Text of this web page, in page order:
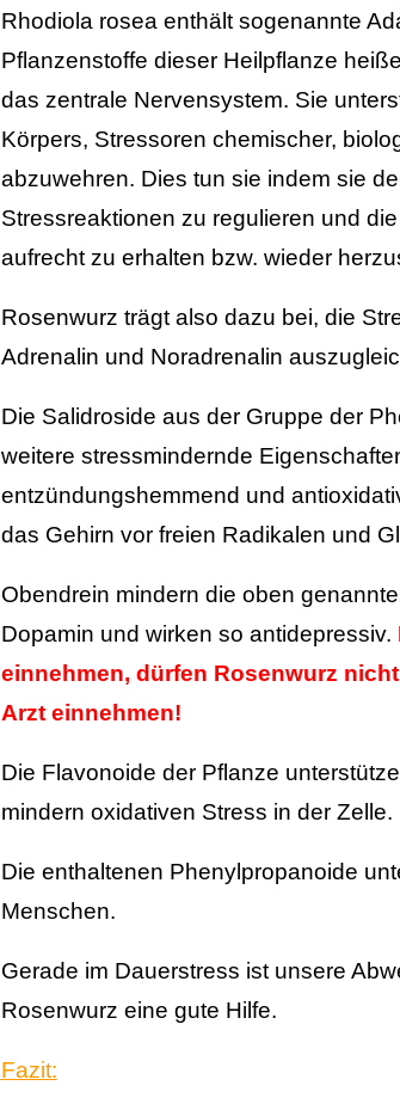
Rhodiola rosea enthält sogenannte
Pflanzenstoffe dieser Heilpflanze
das zentrale Nervensystem. Sie
Körpers, Stressoren chemischer,
abzuwehren. Dies tun sie indem sie
Stressreaktionen zu regulieren und
aufrecht zu erhalten bzw. wieder
Rosenwurz trägt also dazu bei, die
Adrenalin und Noradrenalin
Die Salidroside aus der Gruppe der
weitere stressmindernde
entzündungshemmend und
das Gehirn vor freien Radikalen und
Obendrein mindern die oben
Dopamin und wirken so antidepressiv.
einnehmen, dürfen Rosenwurz
Arzt einnehmen!
Die Flavonoide der Pflanze
mindern oxidativen Stress in der Zelle.
Die enthaltenen Phenylpropanoide
Menschen.
Gerade im Dauerstress ist unsere
Rosenwurz eine gute Hilfe.
Fazit: